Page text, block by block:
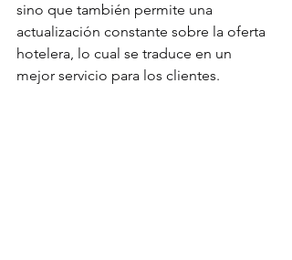
sino que también permite una
actualización constante sobre la oferta
hotelera, lo cual se traduce en un
mejor servicio para los clientes.